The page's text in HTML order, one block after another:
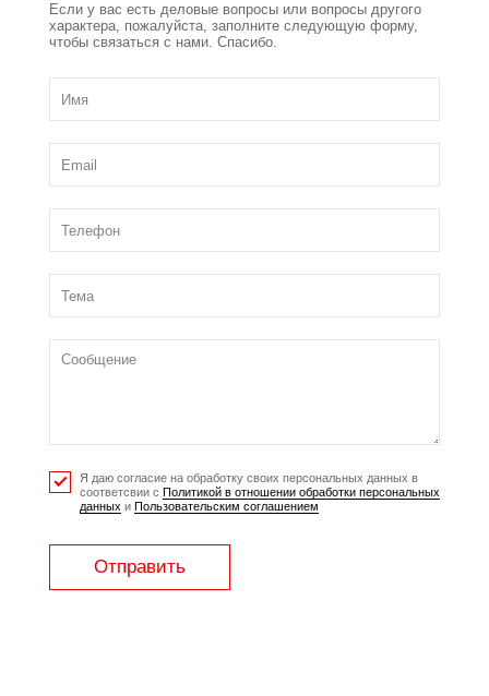
Если у вас есть деловые вопросы или вопросы другого
характера, пожалуйста, заполните следующую форму,
чтобы связаться с нами. Спасибо.
Я даю согласие на обработку своих персональных данных в
соответсвии с Политикой в отношении обработки персональных
данных и Пользовательским соглашением
Отправить